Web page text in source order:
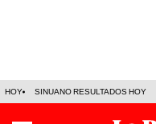
HOY SINUANO RESULTADOS HOY